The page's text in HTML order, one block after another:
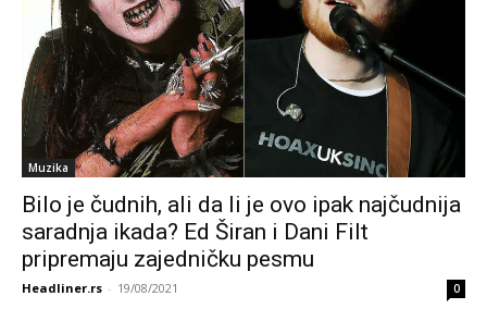
Muzika
Bilo je čudnih, ali da li je ovo ipak najčudnija
saradnja ikada? Ed Širan i Dani Filt
pripremaju zajedničku pesmu
Headliner.rs - 19/08/2021 0